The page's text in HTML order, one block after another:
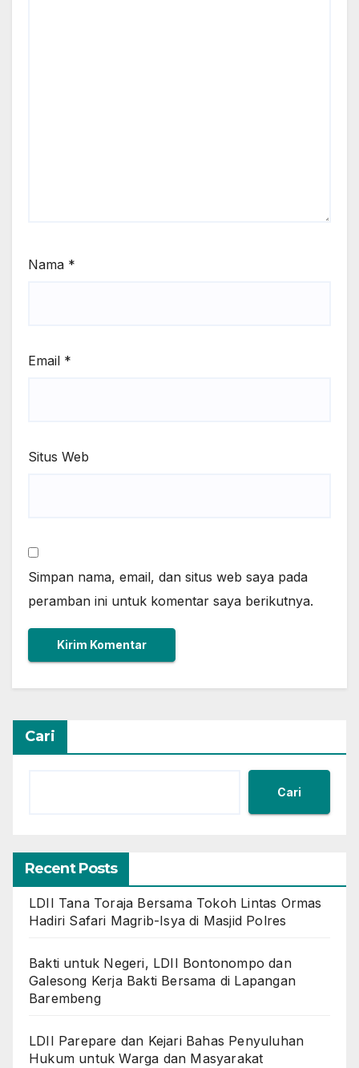
Nama *
Email *
Situs Web
Simpan nama, email, dan situs web saya pada
peramban ini untuk komentar saya berikutnya.
Cari
Cari
Recent Posts
LDII Tana Toraja Bersama Tokoh Lintas Ormas
Hadiri Safari Magrib-Isya di Masjid Polres
Bakti untuk Negeri, LDII Bontonompo dan
Galesong Kerja Bakti Bersama di Lapangan
Barembeng
LDII Parepare dan Kejari Bahas Penyuluhan
Hukum untuk Warga dan Masyarakat